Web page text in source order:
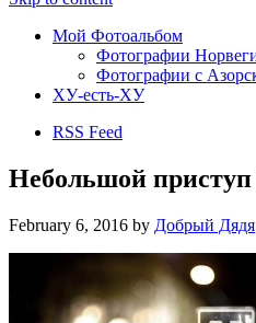
Мой Фотоальбом
Фотографии
Фотографии с
ХУ-есть-ХУ
RSS Feed
Небольшой
February 6, 2016 by Добрый Дядя